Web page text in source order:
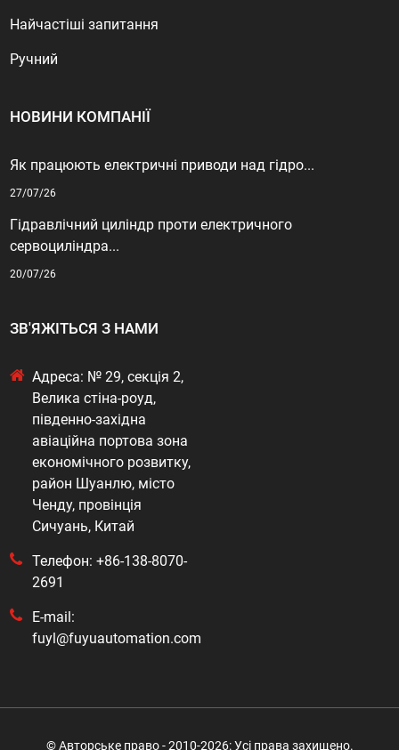
Найчастіші запитання
Ручний
НОВИНИ КОМПАНІЇ
Як працюють електричні приводи над гідро...
27/07/26
Гідравлічний циліндр проти електричного
сервоциліндра...
20/07/26
ЗВ'ЯЖІТЬСЯ З НАМИ
Адреса: № 29, секція 2,
Велика стіна-роуд,
південно-західна
авіаційна портова зона
економічного розвитку,
район Шуанлю, місто
Ченду, провінція
Сичуань, Китай
Телефон: +86-138-8070-
2691
E-mail:
fuyl@fuyuautomation.com
© Авторське право - 2010-2026: Усі права захищено.